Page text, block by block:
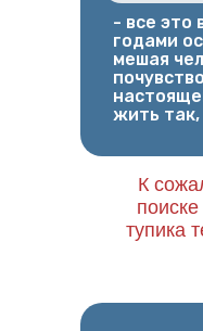
- все это
годами
мешая
жить так,
К
тупика